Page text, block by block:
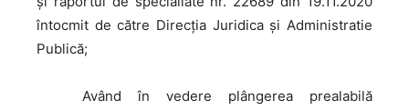
întocmit de către Direcția Juridica și Administratie
Publică;
Având în vedere plângerea prealabilă